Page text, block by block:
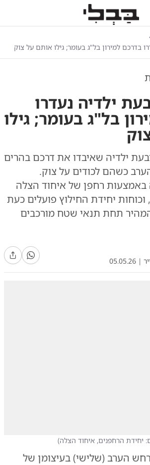
בדרכם למירון בל"ג בעומר; גילו אותם על צוק
ילדיה נעדרו
בל"ג בעומר; גילו
בת 64 וארבעת ילדיה שאיבדו את דרכם בהרים
כשהם לכודים על צוק.
רחפן של איחוד הצלה
יחידת החילוץ פועלים כעת
תחת תנאי שטח מורכבים
|
05.05.26
יחידת הרחפנים, איחוד הצלה)
הערב (שלישי) בעיצומן של